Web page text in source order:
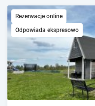
Rezerwacje online
Odpowiada ekspresowo